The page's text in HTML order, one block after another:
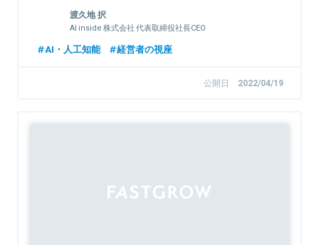
渡久地 択
AI inside 株式会社 代表取締役社長CEO
AI・人工知能 経営者の視座
公開日 2022/04/19